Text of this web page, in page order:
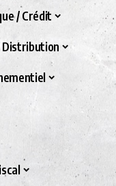
/ Crédit
Distribution